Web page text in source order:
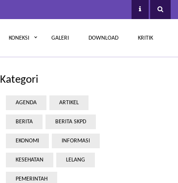
KONEKSI GALERI DOWNLOAD KRITIK
Kategori
AGENDA ARTIKEL
BERITA BERITA SKPD
EKONOMI INFORMASI
KESEHATAN LELANG
PEMERINTAH